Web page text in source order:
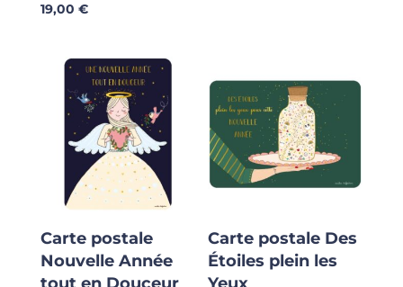
Note
5.00
19,00 €
Carte postale
Nouvelle Année
Carte postale Des
Étoiles plein les